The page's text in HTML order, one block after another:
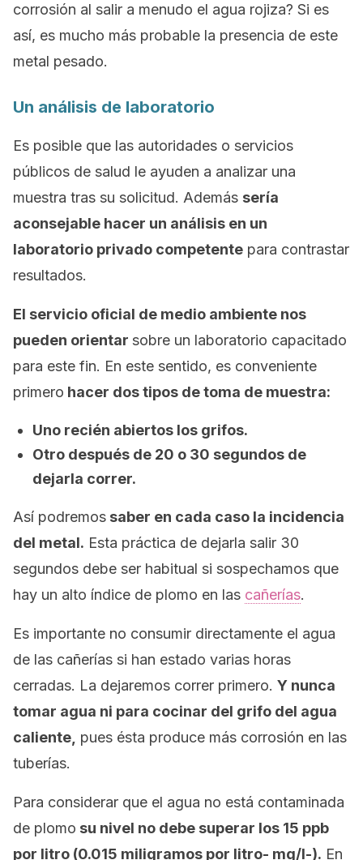
corrosión al salir a menudo el agua rojiza? Si es
así, es mucho más probable la presencia de este
metal pesado.
Un análisis de laboratorio
Es posible que las autoridades o servicios
públicos de salud le ayuden a analizar una
muestra tras su solicitud. Además sería
aconsejable hacer un análisis en un
laboratorio privado competente para contrastar
resultados.
El servicio oficial de medio ambiente nos
pueden orientar sobre un laboratorio capacitado
para este fin. En este sentido, es conveniente
primero hacer dos tipos de toma de muestra:
Uno recién abiertos los grifos.
Otro después de 20 o 30 segundos de
dejarla correr.
Así podremos saber en cada caso la incidencia
del metal. Esta práctica de dejarla salir 30
segundos debe ser habitual si sospechamos que
hay un alto índice de plomo en las cañerías.
Es importante no consumir directamente el agua
de las cañerías si han estado varias horas
cerradas. La dejaremos correr primero. Y nunca
tomar agua ni para cocinar del grifo del agua
caliente, pues ésta produce más corrosión en las
tuberías.
Para considerar que el agua no está contaminada
de plomo su nivel no debe superar los 15 ppb
por litro (0.015 miligramos por litro- mg/l-). En